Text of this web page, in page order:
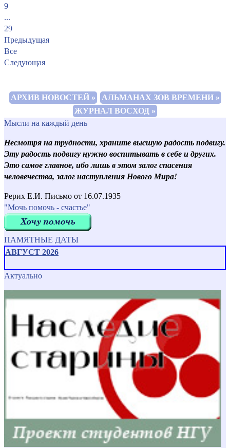
9
...
29
Предыдущая
Все
Следующая
АРХИВ НОВОСТЕЙ »
АЛЬМАНАХ ЗОВ ВРЕМЕНИ »
ЖУРНАЛ ВОСХОД »
Мысли на каждый день
Несмотря на трудности, храните высшую радость подвигу.
Эту радость подвигу нужно воспитывать в себе и других.
Это самое главное, ибо лишь в этом залог спасения
человечества, залог наступления Нового Мира!
Рерих Е.И. Письмо от 16.07.1935
"Мочь помочь - счастье"
ПАМЯТНЫЕ ДАТЫ
АВГУСТ 2026
Актуально